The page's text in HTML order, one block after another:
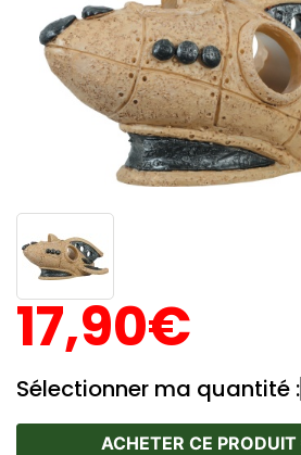
17,90€
Sélectionner ma quantité :
ACHETER CE PRODUIT